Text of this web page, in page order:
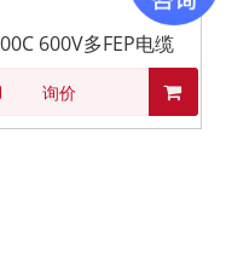
600V多FEP电缆
询价